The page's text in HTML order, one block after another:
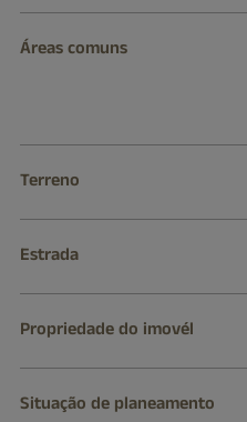
Áreas comuns
Terreno
Estrada
Propriedade do imovél
Situação de planeamento